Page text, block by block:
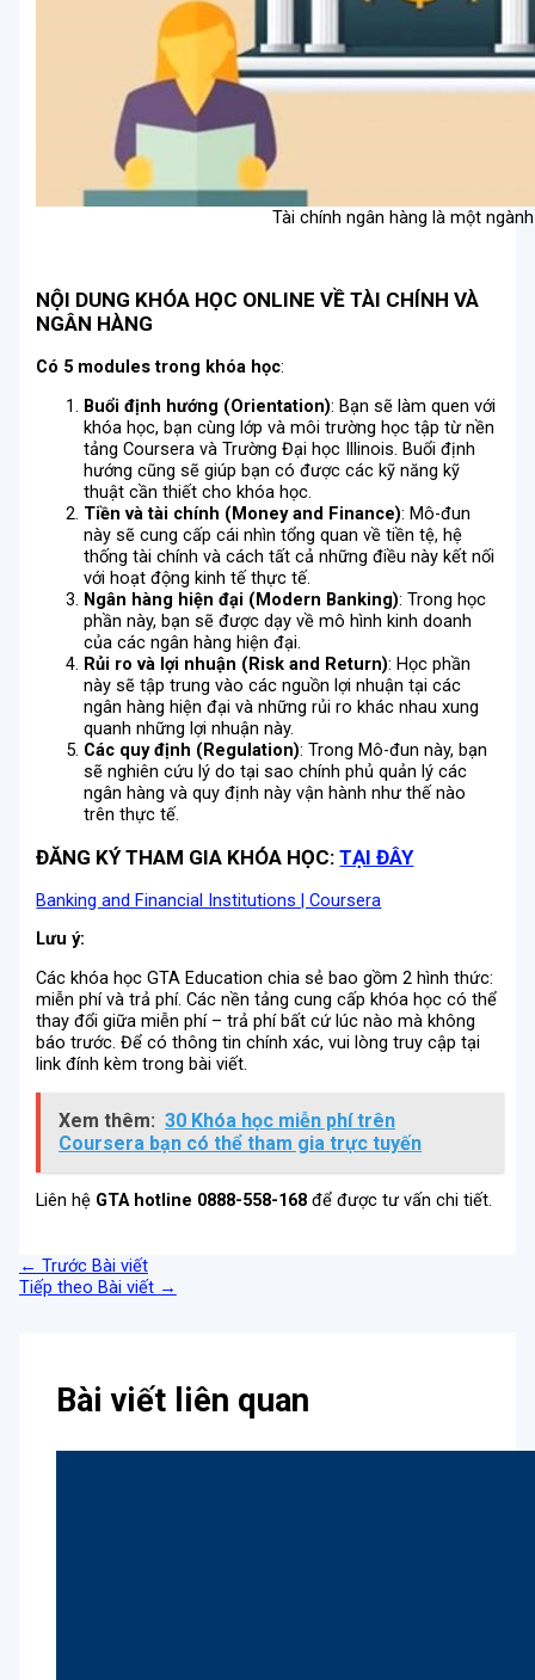
Tài chính ngân hàng là một
NỘI DUNG KHÓA HỌC ONLINE VỀ TÀI CHÍNH VÀ
NGÂN HÀNG
Có 5 modules trong khóa học:
Buổi định hướng (Orientation): Bạn sẽ làm quen với
khóa học, bạn cùng lớp và môi trường học tập từ nền
tảng Coursera và Trường Đại học Illinois. Buổi định
hướng cũng sẽ giúp bạn có được các kỹ năng kỹ
thuật cần thiết cho khóa học.
Tiền và tài chính (Money and Finance): Mô-đun
này sẽ cung cấp cái nhìn tổng quan về tiền tệ, hệ
thống tài chính và cách tất cả những điều này kết nối
với hoạt động kinh tế thực tế.
Ngân hàng hiện đại (Modern Banking): Trong học
phần này, bạn sẽ được dạy về mô hình kinh doanh
của các ngân hàng hiện đại.
Rủi ro và lợi nhuận (Risk and Return): Học phần
này sẽ tập trung vào các nguồn lợi nhuận tại các
ngân hàng hiện đại và những rủi ro khác nhau xung
quanh những lợi nhuận này.
Các quy định (Regulation): Trong Mô-đun này, bạn
sẽ nghiên cứu lý do tại sao chính phủ quản lý các
ngân hàng và quy định này vận hành như thế nào
trên thực tế.
ĐĂNG KÝ THAM GIA KHÓA HỌC: TẠI ĐÂY
Banking and Financial Institutions | Coursera
Lưu ý:
Các khóa học GTA Education chia sẻ bao gồm 2 hình thức:
miễn phí và trả phí. Các nền tảng cung cấp khóa học có thể
thay đổi giữa miễn phí – trả phí bất cứ lúc nào mà không
báo trước. Để có thông tin chính xác, vui lòng truy cập tại
link đính kèm trong bài viết.
Xem thêm: 30 Khóa học miễn phí trên
Coursera bạn có thể tham gia trực tuyến
Liên hệ GTA hotline 0888-558-168để được tư vấn chi tiết.
← Trước Bài viết
Tiếp theo Bài viết →
Bài viết liên quan